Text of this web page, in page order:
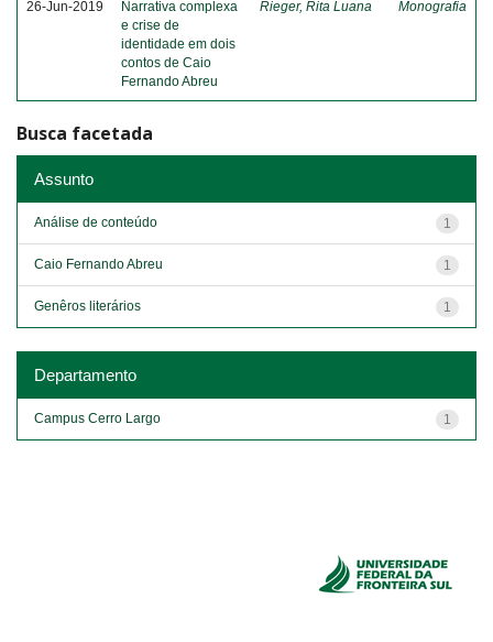
26-Jun-2019
Narrativa complexa
e crise de
identidade em dois
contos de Caio
Fernando Abreu
Rieger, Rita Luana Monografia
Busca facetada
Assunto
1
Análise de conteúdo
1
Caio Fernando Abreu
1
Genêros literários
Departamento
1
Campus Cerro Largo